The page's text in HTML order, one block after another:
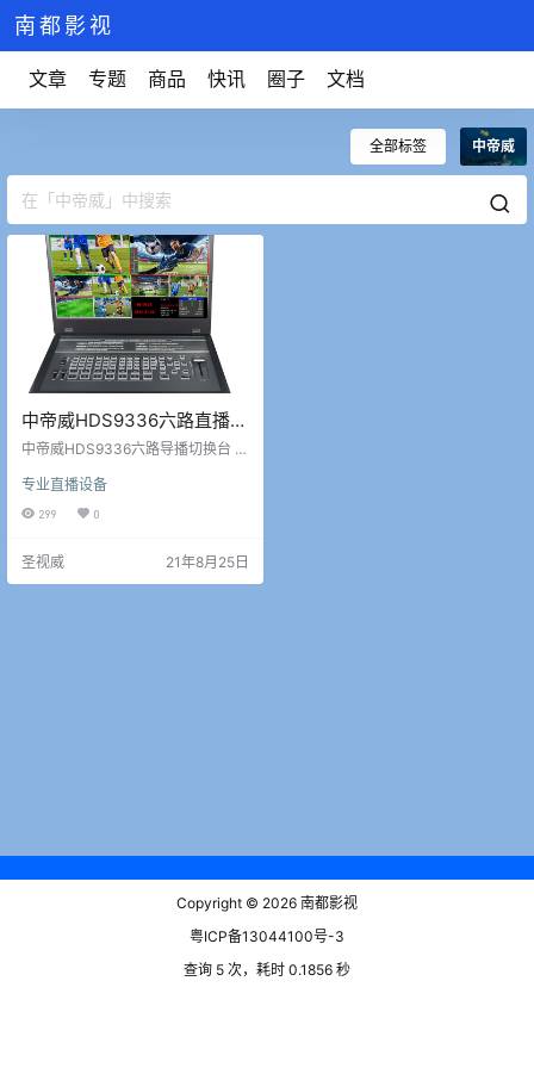
南都影视
文章 专题 商品 快讯 圈子 文档
全部标签 中帝威
中帝威HDS9336六路直播导
播切换台4路SDI+2路HDMI
中帝威HDS9336六路导播切换台 4
HDMI PGM输出 1路HDMI+1路SDI
多画面输出 15.6高清屏幕 SD卡/U
民币 需要的朋友，赶紧联系我们
吧！ 快捷跳转淘宝连接：http://vip
专业直播设备
299 0
圣视威 21年8月25日
Copyright © 2026 南都影视
粤ICP备13044100号-3
查询 5 次，耗时 0.1856 秒